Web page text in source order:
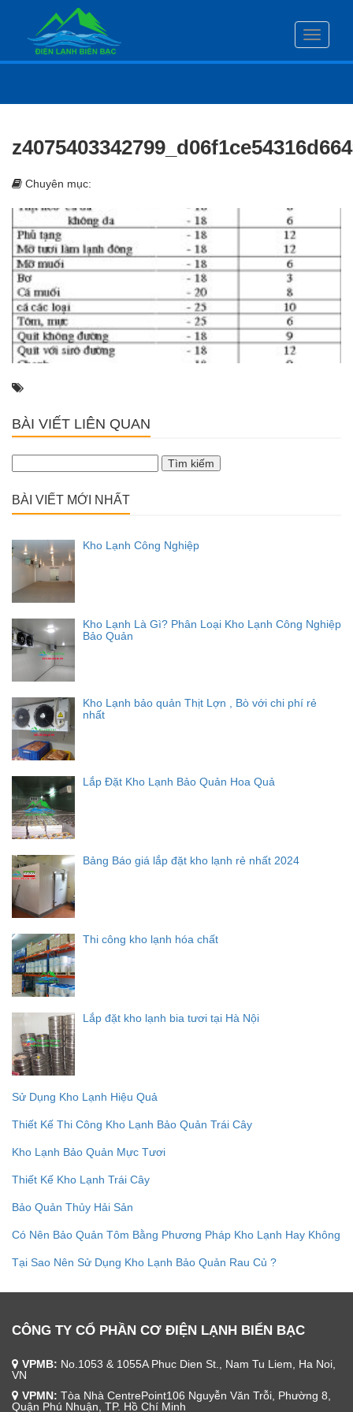
Toggle
Chuyên mục:
BÀI VIẾT LIÊN QUAN
kiếm
BÀI VIẾT MỚI NHẤT
Kho Lạnh Công Nghiệp
Kho Lạnh Là Gì? Phân Loại Kho Lạnh Công Nghiệp
Bảo Quản
Kho Lạnh bảo quản Thịt Lợn , Bò với chi phí rẻ
nhất
Lắp Đặt Kho Lạnh Bảo Quản Hoa Quả
Bảng Báo giá lắp đặt kho lạnh rẻ nhất 2024
Thi công kho lạnh hóa chất
Lắp đặt kho lạnh bia tươi tại Hà Nội
Sử Dụng Kho Lạnh Hiệu Quả
Thiết Kế Thi Công Kho Lạnh Bảo Quản Trái Cây
Kho Lạnh Bảo Quản Mực Tươi
Thiết Kế Kho Lạnh Trái Cây
Bảo Quản Thủy Hải Sản
Có Nên Bảo Quản Tôm Bằng Phương Pháp Kho Lạnh Hay Không
Tại Sao Nên Sử Dụng Kho Lạnh Bảo Quản Rau Củ ?
CÔNG TY CỔ PHẦN CƠ ĐIỆN LẠNH BIỂN BẠC
VPMB: No.1053 & 1055A Phuc Dien St., Nam Tu Liem, Ha Noi,
VN
VPMN: Tòa Nhà CentrePoint106 Nguyễn Văn Trỗi, Phường 8,
Quận Phú Nhuận, TP. Hồ Chí Minh